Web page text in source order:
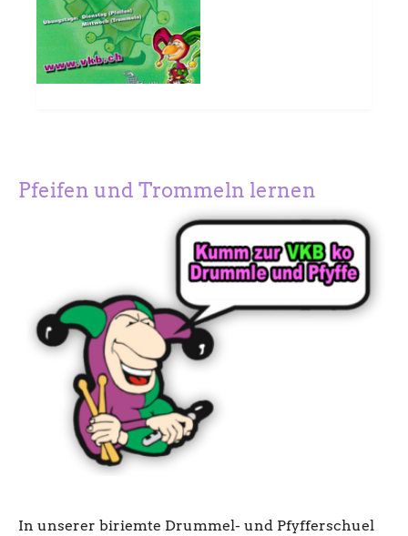
Pfeifen und Trommeln lernen
In unserer biriemte Drummel- und Pfyfferschuel